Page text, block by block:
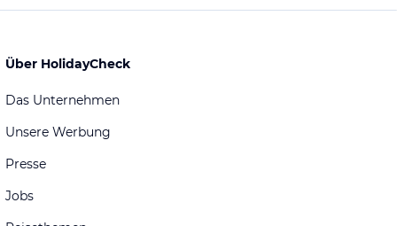
Über HolidayCheck
Das Unternehmen
Unsere Werbung
Presse
Jobs